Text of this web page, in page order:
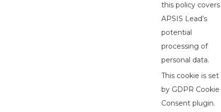
this policy covers
APSIS Lead’s
potential
processing of
personal data.
This cookie is set
by GDPR Cookie
Consent plugin.